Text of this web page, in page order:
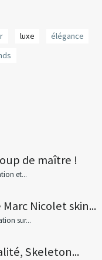
luxe
élégance
de maître !
et...
Nicolet skin...
sur...
Skeleton...